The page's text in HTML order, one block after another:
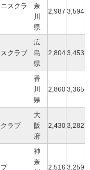
スクラ
奈
川
県
2,987 3,594
クラブ
広
島
県
2,8043,453
香
川
県
2,8603,365
ラブ
大
阪
府
2,4303,282
神
奈
2,516 3,259